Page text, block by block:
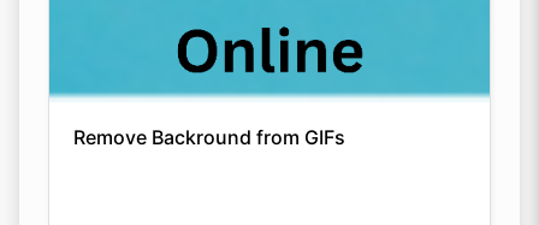
Remove Backround from GIFs